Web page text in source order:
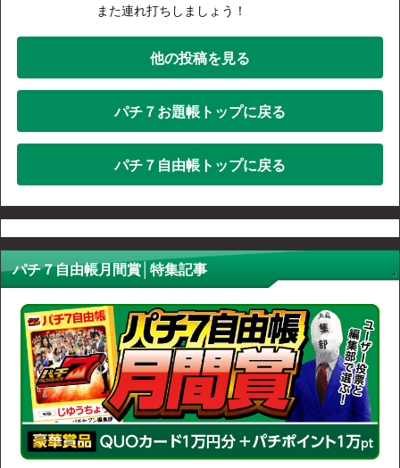
また連れ打ちしましょう！
他の投稿を見る
パチ７お題帳トップに戻る
パチ７自由帳トップに戻る
パチ７自由帳月間賞│特集記事